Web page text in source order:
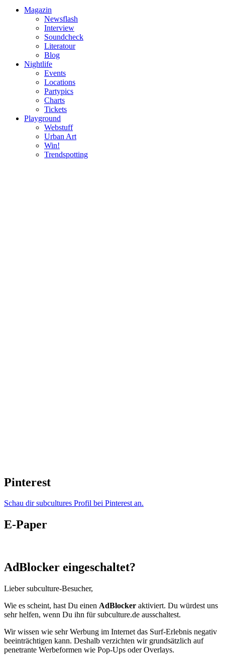
Magazin
Newsflash
Interview
Soundcheck
Literatour
Blog
Nightlife
Events
Locations
Partypics
Charts
Tickets
Playground
Webstuff
Urban Art
Win!
Trendspotting
Pinterest
Schau dir subcultures Profil bei Pinterest an.
E-Paper
AdBlocker eingeschaltet?
Lieber subculture-Besucher,
Wie es scheint, hast Du einen AdBlocker aktiviert. Du würdest uns
sehr helfen, wenn Du ihn für subculture.de ausschaltest.
Wir wissen wie sehr Werbung im Internet das Surf-Erlebnis negativ
beeinträchtigen kann. Deshalb verzichten wir grundsätzlich auf
penetrante Werbeformen wie Pop-Ups oder Overlays.